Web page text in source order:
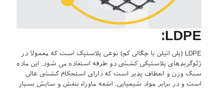
LDPE:
LDPE (پلی اتیلن با چگالی کم) نوعی پلاستیک است که معمولاً در
ژئوگریدهای پلاستیکی کششی دو طرفه استفاده می شود. این ماده
سبک وزن و انعطاف پذیر است که دارای استحکام کششی عالی
است و در برابر مواد شیمیایی، اشعه ماوراء بنفش و سایش بسیار